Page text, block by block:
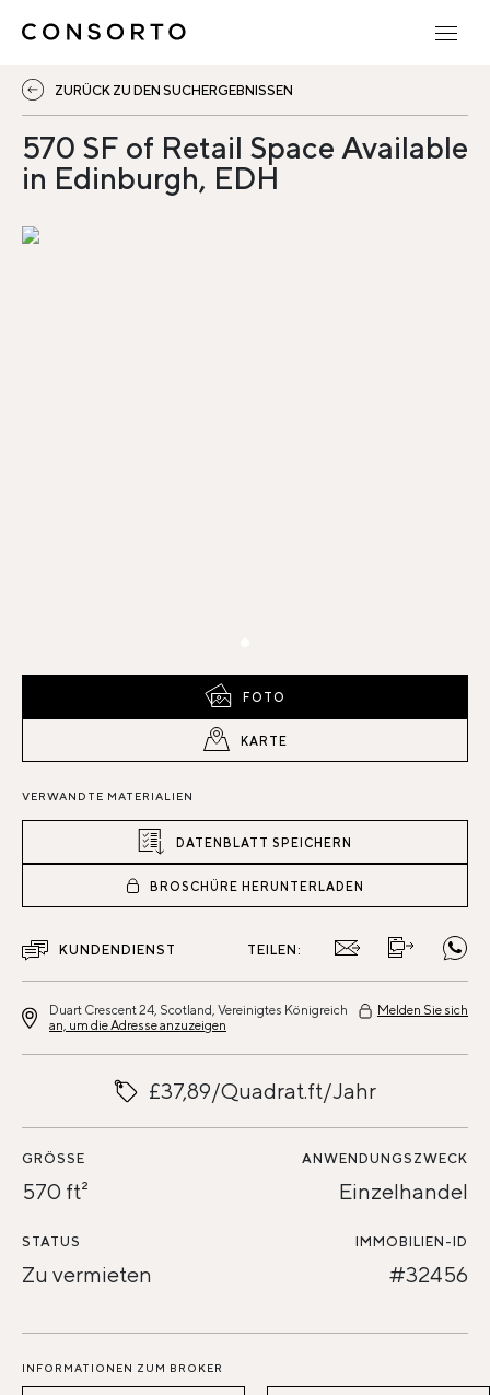
ZURÜCK ZU DEN SUCHERGEBNISSEN
570 SF of Retail Space Available
in Edinburgh, EDH
FOTO
KARTE
VERWANDTE MATERIALIEN
DATENBLATT SPEICHERN
BROSCHÜRE HERUNTERLADEN
KUNDENDIENST TEILEN:
Duart Crescent 24, Scotland, Vereinigtes Königreich
Melden Sie sich
an, um die Adresse anzuzeigen
£37,89/Quadrat.ft/Jahr
GRÖSSE
570 ft²
ANWENDUNGSZWECK
Einzelhandel
STATUS
Zu vermieten
IMMOBILIEN-ID
#32456
INFORMATIONEN ZUM BROKER